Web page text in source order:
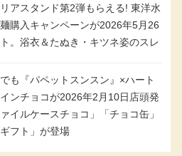
アスタンド第2弾もらえる! 東洋水
購入キャンペーンが2026年5月26
。浴衣＆たぬき・キツネ姿のスレ
シャディクが全6種のクリアスタ
て登場!
も『パペットスンスン』×ハート
ンチョコが2026年2月10日店頭発
イルケースチョコ」「チョコ缶」
ギフト」が登場